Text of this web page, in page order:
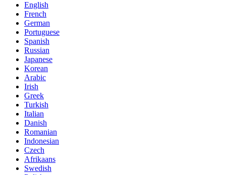
English
French
German
Portuguese
Spanish
Russian
Japanese
Korean
Arabic
Irish
Greek
Turkish
Italian
Danish
Romanian
Indonesian
Czech
Afrikaans
Swedish